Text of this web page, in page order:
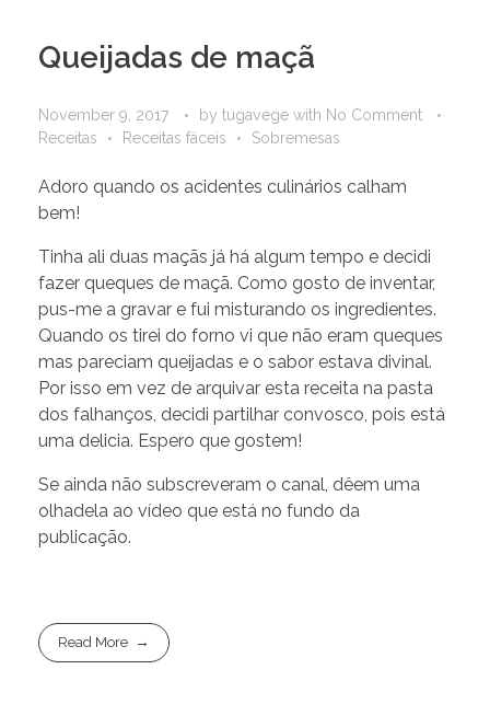
Queijadas de maçã
November 9, 2017 by tugavege with No Comment
Receitas
Receitas fáceis Sobremesas
Adoro quando os acidentes culinários calham
bem!
Tinha ali duas maçãs já há algum tempo e decidi
fazer queques de maçã. Como gosto de inventar,
pus-me a gravar e fui misturando os ingredientes.
Quando os tirei do forno vi que não eram queques
mas pareciam queijadas e o sabor estava divinal.
Por isso em vez de arquivar esta receita na pasta
dos falhanços, decidi partilhar convosco, pois está
uma delicia. Espero que gostem!
Se ainda não subscreveram o canal, dêem uma
olhadela ao vídeo que está no fundo da
publicação.
Read More